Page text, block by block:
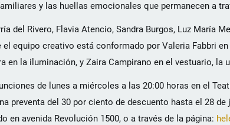
y las huellas emocionales que permanecen a
del Rivero, Flavia Atencio, Sandra Burgos, Luz María
equipo creativo está conformado por Valeria Fabbri
en la iluminación, y Zaira Campirano en el vestuario, la
de lunes a miércoles a las 20:00 horas en el
preventa del 30 por ciento de descuento hasta el 28
en avenida Revolución 1500, o a través de la página: